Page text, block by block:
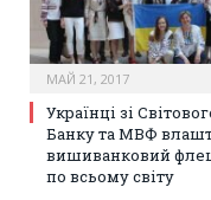
МАЙ 21, 2017
Українці зі
Банку та МВФ
вишиванковий
по всьому світу